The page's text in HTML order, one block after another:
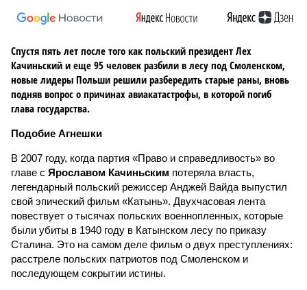
Спустя пять лет после того как польский президент Лех
Качиньский и еще 95 человек разбили в лесу под Смоленском,
новые лидеры Польши решили разбередить старые раны, вновь
подняв вопрос о причинах авиакатастрофы, в которой погиб
глава государства.
Подобие Агнешки
В 2007 году, когда партия «Право и справедливость» во
главе с Ярославом Качиньским потеряла власть,
легендарный польский режиссер Анджей Вайда выпустил
свой эпический фильм «Катынь». Двухчасовая лента
повествует о тысячах польских военнопленных, которые
были убиты в 1940 году в Катынском лесу по приказу
Сталина. Это на самом деле фильм о двух преступлениях:
расстреле польских патриотов под Смоленском и
последующем сокрытии истины.